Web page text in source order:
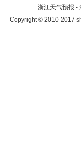
浙江天气预报 -
Copyright © 2010-2017